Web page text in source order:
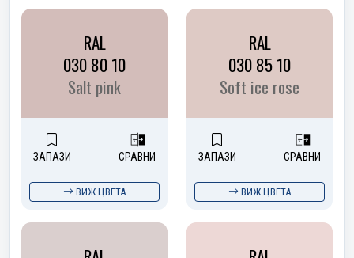
RAL
030 80 10
Salt pink
ЗАПАЗИ СРАВНИ
ВИЖ ЦВЕТА
RAL
030 85 10
Soft ice rose
ЗАПАЗИ СРАВНИ
ВИЖ ЦВЕТА